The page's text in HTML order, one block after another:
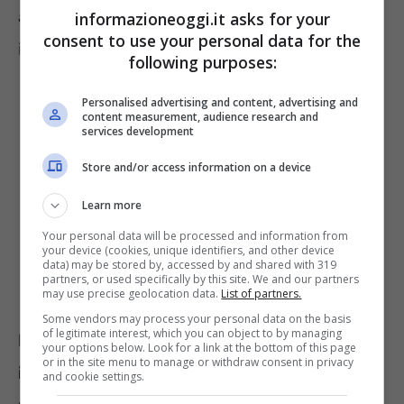
anche come regolare e valido documento di
identità.
Lo scopo principale per cui è stata
inventata questa card è proprio quello di
informazioneoggi.it asks for your
consent to use your personal data for the
following purposes:
Personalised advertising and content, advertising and
content measurement, audience research and
services development
Store and/or access information on a device
Learn more
Your personal data will be processed and information from
your device (cookies, unique identifiers, and other device
data) may be stored by, accessed by and shared with 319
partners, or used specifically by this site. We and our partners
may use precise geolocation data. List of partners.
Some vendors may process your personal data on the basis
of legitimate interest, which you can object to by managing
your options below. Look for a link at the bottom of this page
or in the site menu to manage or withdraw consent in privacy
and cookie settings.